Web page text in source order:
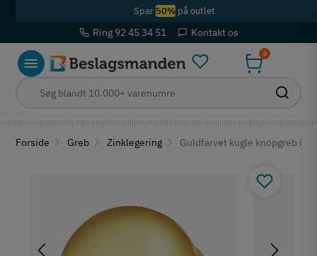
Spar 50%på outlet
Ring 92 45 34 51 Kontakt os
0
Forside Greb Zinklegering Guldfarvet kugle knopgreb i